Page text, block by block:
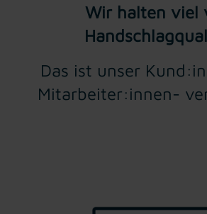
Wir halten viel
Das ist unser
Mitarbeiter:innen-